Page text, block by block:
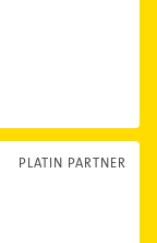
PLATIN PARTNER